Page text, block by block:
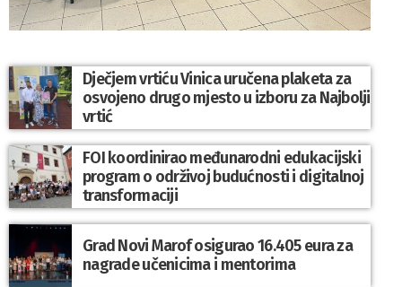
Dječjem vrtiću Vinica uručena plaketa za
osvojeno drugo mjesto u izboru za Najbolji
vrtić
FOI koordinirao međunarodni edukacijski
program o održivoj budućnosti i digitalnoj
transformaciji
Grad Novi Marof osigurao 16.405 eura za
nagrade učenicima i mentorima